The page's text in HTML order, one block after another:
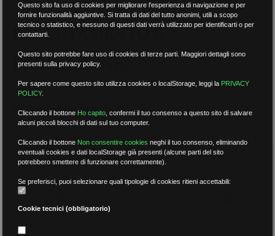
RECLUTAMENTO E
FORMAZIONE
Nessun risultato.Rimuovi filtri
RICERCA
Questo sito fa uso di cookies per migliorare l'esperienza di navigazione e per
fornire funzionalità aggiuntive. Si tratta di dati del tutto anonimi, utili a scopo
tecnico o statistico, e nessuno di questi dati verrà utilizzato per identificarti o per
contattarti.
Questo sito potrebbe fare uso di cookies di terze parti. Maggiori dettagli sono
presenti sulla privacy policy.
Per sapere come questo sito utilizza cookies o localStorage, leggi la PRIVACY
POLICY.
Cliccando il bottone Ho capito ,confermi il tuo consenso a questo sito di salvare
alcuni piccoli blocchi di dati sul tuo computer.
Cliccando il bottone Non consentire cookies neghi il tuo consenso, eliminando
eventuali cookies e dati localStorage già presenti (alcune parti del sito
potrebbero smettere di funzionare correttamente).
Se preferisci, puoi selezionare quali tipologie di cookies ritieni accettabili:
Cookie tecnici (obbligatorio)